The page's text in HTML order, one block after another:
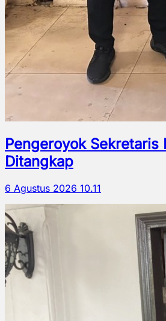
Pengeroyok Sekretaris
Ditangkap
6 Agustus 2026 10.11